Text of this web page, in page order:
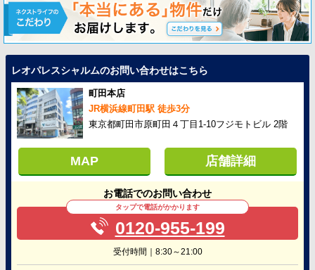
レオパレスシャルムのお問い合わせはこちら
町田本店
JR横浜線町田駅 徒歩3分
東京都町田市原町田４丁目1-10フジモトビル 2階
MAP 店舗詳細
お電話でのお問い合わせ
タップで電話がかかります
0120-955-199
受付時間｜8:30～21:00